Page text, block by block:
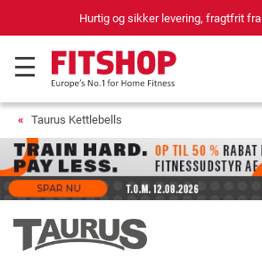
Hurtig og sikker levering, fragtfrit fra
Taurus Kettlebells